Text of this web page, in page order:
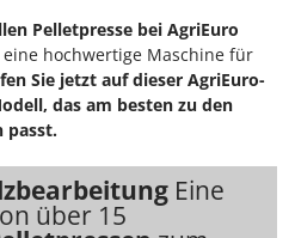
Pelletpresse bei AgriEuro
hochwertige Maschine für
Sie jetzt auf dieser AgriEuro-
das am besten zu den
passt.
Eine
über 15